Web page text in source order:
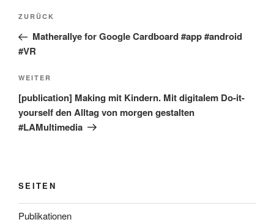
Beitragsnavigation
Vorheriger
Beitrag
ZURÜCK
Matherallye for Google Cardboard #app #android
#VR
Nächster
Beitrag
WEITER
[publication] Making mit Kindern. Mit digitalem Do-it-
yourself den Alltag von morgen gestalten
#LAMultimedia
SEITEN
Publikationen